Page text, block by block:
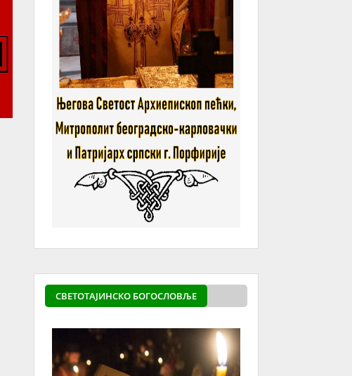
СВЕТОТАЈИНСКО БОГОСЛОВЉЕ